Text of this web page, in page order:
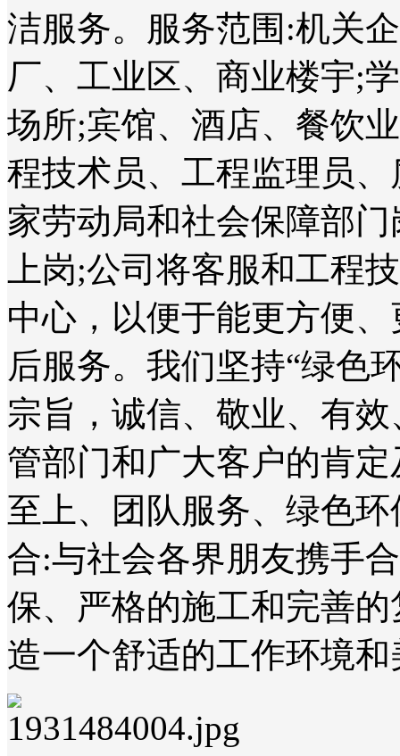
洁服务。服务范围:机关
厂、工业区、商业楼宇;
场所;宾馆、酒店、餐饮
程技术员、工程监理员
家劳动局和社会保障部
上岗;公司将客服和工程
中心，以便于能更方便
后服务。我们坚持“绿色
宗旨，诚信、敬业、有
管部门和广大客户的肯
至上、团队服务、绿色
合:与社会各界朋友携手
保、严格的施工和完善
造一个舒适的工作环境